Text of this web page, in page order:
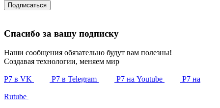
Подписаться
Спасибо за вашу подписку
Наши сообщения обязательно будут вам полезны!
Создавая технологии, меняем мир
Р7 в VK Р7 в Telegram Р7 на Youtube Р7 на
Rutube